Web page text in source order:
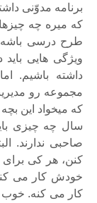
برنامه مدوّنی
که میره چه
طرح درسی
ویژگی هایی
داشته باشیم.
مجموعه رو
که میخواد این
سال چه چیزی
صاحبی ندارند.
کنن، هر کی
خودش کار می
کار می کنه. خوب